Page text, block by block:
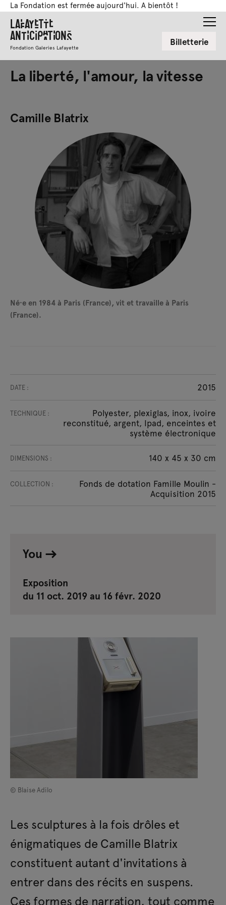
La Fondation est fermée aujourd'hui. A bientôt !
Lafayette
Anticipations
Fondation Galeries Lafayette Billetterie
La liberté, l'amour, la vitesse
Camille Blatrix
Né·e en 1984 à Paris (France), vit et travaille à Paris
(France).
DATE : 2015
TECHNIQUE :
Polyester, plexiglas, inox, ivoire
reconstitué, argent, Ipad, enceintes et
système électronique
DIMENSIONS : 140 x 45 x 30 cm
COLLECTION :
Fonds de dotation Famille Moulin -
Acquisition 2015
You
Exposition
du 11 oct. 2019 au 16 févr. 2020
© Blaise Adilo
Les sculptures à la fois drôles et
énigmatiques de Camille Blatrix
constituent autant d'invitations à
entrer dans des récits en suspens.
Ces formes de narration, tout comme